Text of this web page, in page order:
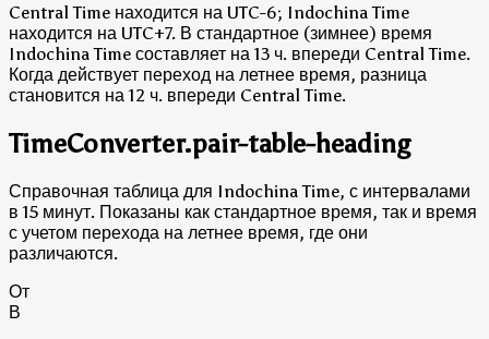
Central Time находится на UTC-6; Indochina Time
находится на UTC+7. В стандартное (зимнее) время
Indochina Time составляет на 13 ч. впереди Central Time.
Когда действует переход на летнее время, разница
становится на 12 ч. впереди Central Time.
TimeConverter.pair-table-heading
Справочная таблица для Indochina Time, с интервалами
в 15 минут. Показаны как стандартное время, так и время
с учетом перехода на летнее время, где они
различаются.
От
В